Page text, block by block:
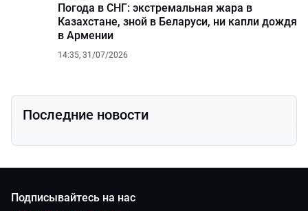
Погода в СНГ: экстремальная жара в
Казахстане, зной в Беларуси, ни капли дождя
в Армении
14:35, 31/07/2026
Последние новости
Подписывайтесь на нас